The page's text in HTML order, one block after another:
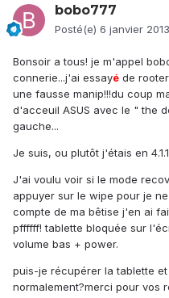
bobo777
Posté(e) 6 janvier 2013
Bonsoir a tous! je m'appel
connerie...j'ai essayé de
une fausse manip!!!du coup
d'acceuil ASUS avec le " the
gauche...
Je suis, ou plutôt j'étais en 4.1.1
J'ai voulu voir si le mode
appuyer sur le wipe pour je
compte de ma bêtise j'en ai
pffffff! tablette bloquée sur
volume bas + power.
puis-je récupérer la tablette
normalement?merci pour vos